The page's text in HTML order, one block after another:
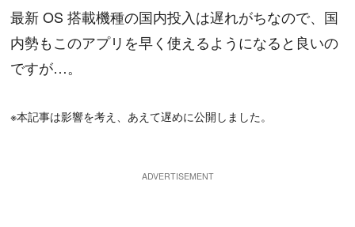
最新 OS 搭載機種の国内投入は遅れがちなので、国
内勢もこのアプリを早く使えるようになると良いの
ですが…。
※本記事は影響を考え、あえて遅めに公開しました。